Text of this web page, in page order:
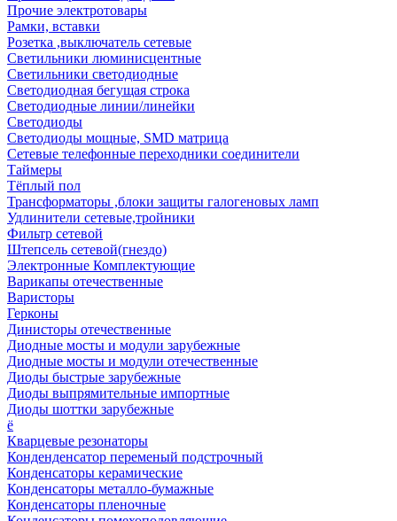
Прочие электротовары
Рамки, вставки
Розетка ,выключатель сетевые
Светильники люминисцентные
Светильники светодиодные
Светодиодная бегущая строка
Светодиодные линии/линейки
Светодиоды
Светодиоды мощные, SMD матрица
Сетевые телефонные переходники соединители
Таймеры
Тёплый пол
Трансформаторы ,блоки защиты галогеновых ламп
Удлинители сетевые,тройники
Фильтр сетевой
Штепсель сетевой(гнездо)
Электронные Комплектующие
Варикапы отечественные
Варисторы
Герконы
Динисторы отечественные
Диодные мосты и модули зарубежные
Диодные мосты и модули отечественные
Диоды быстрые зарубежные
Диоды выпрямительные импортные
Диоды шоттки зарубежные
ё
Кварцевые резонаторы
Конденденсатор переменый подстрочный
Конденсаторы керамические
Конденсаторы металло-бумажные
Конденсаторы пленочные